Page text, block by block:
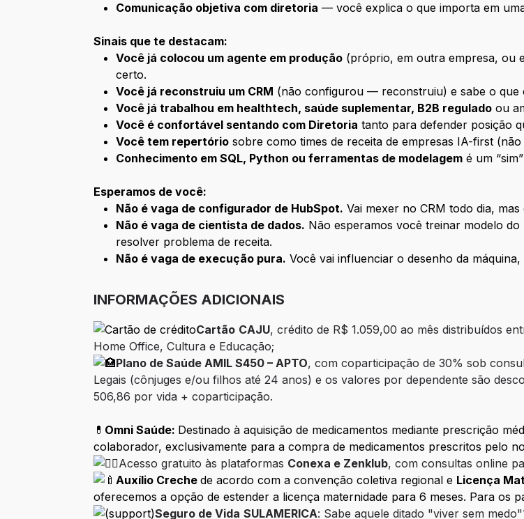
Comunicação objetiva com diretoria — você explica o que importa em
Sinais que te destacam:
Você já colocou um agente em produção (próprio, em outra empresa, ou
certo.
Você já reconstruiu um CRM (não configurou — reconstruiu) e sabe o que
Você já trabalhou em healthtech, saúde suplementar, B2B regulado ou
Você é confortável sentando com Diretoria tanto para defender posição
Você tem repertório sobre como times de receita de empresas IA-first
Conhecimento em SQL, Python ou ferramentas de modelagem é um
Esperamos de você:
Não é vaga de configurador de HubSpot. Vai mexer no CRM todo dia,
Não é vaga de cientista de dados. Não esperamos você treinar modelo
resolver problema de receita.
Não é vaga de execução pura. Você vai influenciar o desenho da
INFORMAÇÕES ADICIONAIS
Cartão CAJU, crédito de R$ 1.059,00 ao mês distribuídos
Home Office, Cultura e Educação;
Plano de Saúde AMIL S450 – APTO, com coparticipação de 30% sob
Legais (cônjuges e/ou filhos até 24 anos) e os valores por dependente são
506,86 por vida + coparticipação.
💊 Omni Saúde: Destinado à aquisição de medicamentos mediante prescrição
colaborador, exclusivamente para a compra de medicamentos prescritos pelo
Acesso gratuito às plataformas Conexa e Zenklub, com consultas online
Auxílio Crechede acordo com a convenção coletiva regional e Licença
oferecemos a opção de estender a licença maternidade para 6 meses. Para os
Seguro de Vida SULAMERICA: Sabe aquele ditado "viver sem